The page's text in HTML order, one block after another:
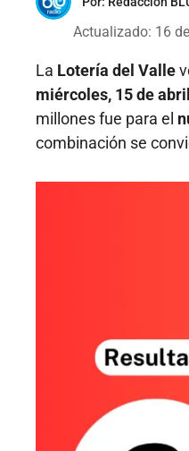
Actualizado: 16
La Lotería del Valle
miércoles, 15 de
millones fue para el
combinación se